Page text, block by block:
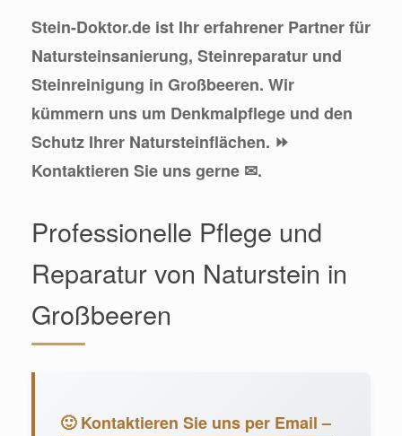
Stein-Doktor.de ist Ihr erfahrener Partner für
Natursteinsanierung, Steinreparatur und
Steinreinigung in Großbeeren. Wir
kümmern uns um Denkmalpflege und den
Schutz Ihrer Natursteinflächen. ⏩
Kontaktieren Sie uns gerne ✉.
Professionelle Pflege und
Reparatur von Naturstein in
Großbeeren
🙂 Kontaktieren Sie uns per Email –